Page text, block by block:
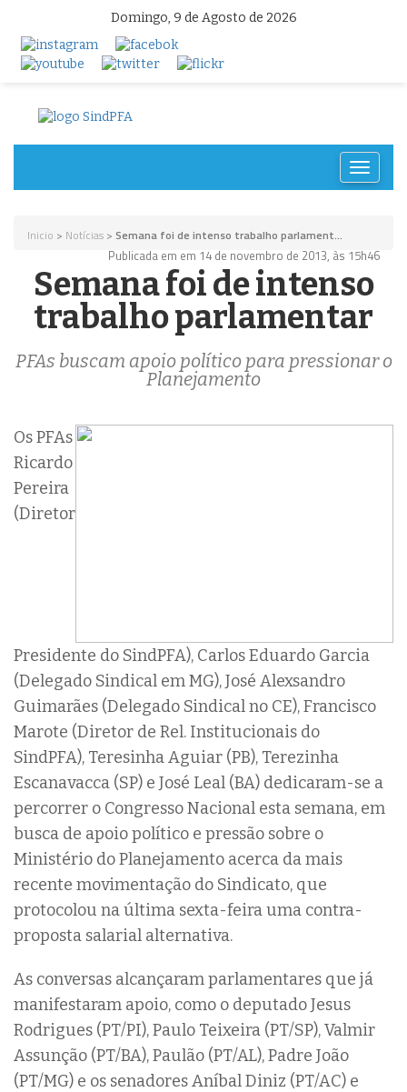
Domingo, 9 de Agosto de 2026
Toggle
Inicio > Notícias > Semana foi de intenso trabalho parlament...
Publicada em em 14 de novembro de 2013, às 15h46
Semana foi de intenso
trabalho parlamentar
PFAs buscam apoio político para pressionar o
Planejamento
Os PFAs
Ricardo
Pereira
(Diretor
Presidente do SindPFA), Carlos Eduardo Garcia
(Delegado Sindical em MG), José Alexsandro
Guimarães (Delegado Sindical no CE), Francisco
Marote (Diretor de Rel. Institucionais do
SindPFA), Teresinha Aguiar (PB), Terezinha
Escanavacca (SP) e José Leal (BA) dedicaram-se a
percorrer o Congresso Nacional esta semana, em
busca de apoio político e pressão sobre o
Ministério do Planejamento acerca da mais
recente movimentação do Sindicato, que
protocolou na última sexta-feira uma contra-
proposta salarial alternativa.
As conversas alcançaram parlamentares que já
manifestaram apoio, como o deputado Jesus
Rodrigues (PT/PI), Paulo Teixeira (PT/SP), Valmir
Assunção (PT/BA), Paulão (PT/AL), Padre João
(PT/MG) e os senadores Aníbal Diniz (PT/AC) e